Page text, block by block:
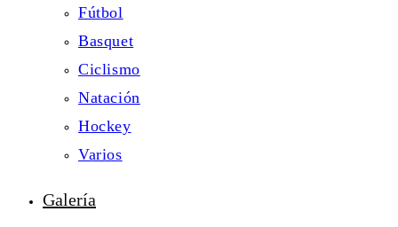
Fútbol
Basquet
Ciclismo
Natación
Hockey
Varios
Galería